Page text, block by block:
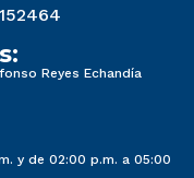
152464
Reyes Echandía
y de 02:00 p.m. a 05:00